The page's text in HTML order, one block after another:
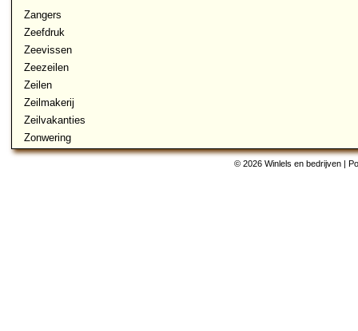
Zangers
Zeefdruk
Zeevissen
Zeezeilen
Zeilen
Zeilmakerij
Zeilvakanties
Zonwering
© 2026 Winlels en bedrijven |